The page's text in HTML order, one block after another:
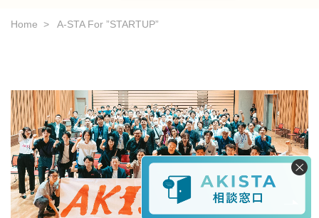
Home A-STA For ”STARTUP”